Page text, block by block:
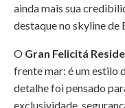
ainda mais sua
destaque no skyline de
O Gran Felicitá
frente mar: é um estilo
detalhe foi pensado
exclusividade,